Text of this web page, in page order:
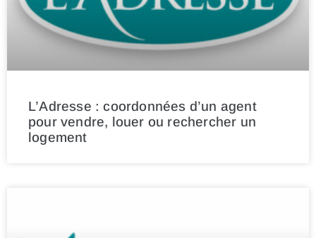
L’Adresse : coordonnées d’un agent
pour vendre, louer ou rechercher un
logement